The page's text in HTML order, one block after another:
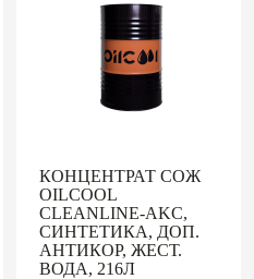
КОНЦЕНТРАТ СОЖ
OILCOOL
CLEANLINE-AKC,
СИНТЕТИКА, ДОП.
АНТИКОР, ЖЕСТ.
ВОДА, 216Л